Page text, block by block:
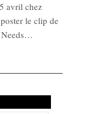
avril chez
le clip de
Needs…